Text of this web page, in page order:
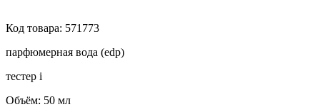
Код товара: 571773
парфюмерная вода (edp)
тестер i
Объём: 50 мл